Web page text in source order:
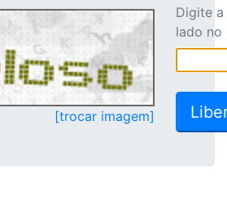
[trocar imagem]
Digite
lado no